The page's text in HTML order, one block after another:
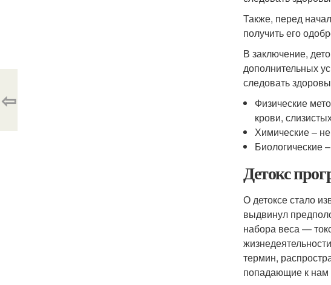
Также, перед
получить его
В заключение,
дополнительных
следовать
Физические
крови,
Химические –
Биологические
Детокс
О детоксе стало
выдвинул
набора веса —
термин,
попадающие к нам
⇦